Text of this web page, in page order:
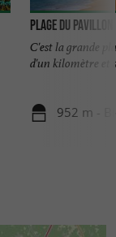
Plage du Pavillon
C'est la grande
d'un kilomètre et
952 m -